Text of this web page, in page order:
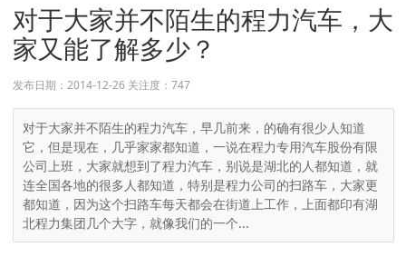
对于大家并不陌生的程力汽车，大
家又能了解多少？
发布日期：2014-12-26 关注度： 747
对于大家并不陌生的程力汽车，早几前来，的确有很少人知道
它，但是现在，几乎家家都知道，一说在程力专用汽车股份有限
公司上班，大家就想到了程力汽车，别说是湖北的人都知道，就
连全国各地的很多人都知道，特别是程力公司的扫路车，大家更
都知道，因为这个扫路车每天都会在街道上工作，上面都印有湖
北程力集团几个大字，就像我们的一个...